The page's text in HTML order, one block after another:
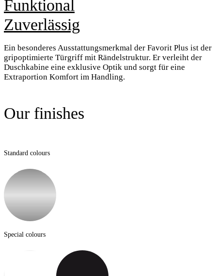
Ein besonderes Ausstattungsmerkmal der Favorit Plus ist der
gripoptimierte Türgriff mit Rändelstruktur. Er verleiht der
Duschkabine eine exklusive Optik und sorgt für eine
Extraportion Komfort im Handling.
Funktional
Zuverlässig
Our finishes
Standard colours
Special colours